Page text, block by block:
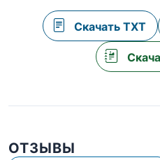
Скачать TXT
ОТЗЫВЫ